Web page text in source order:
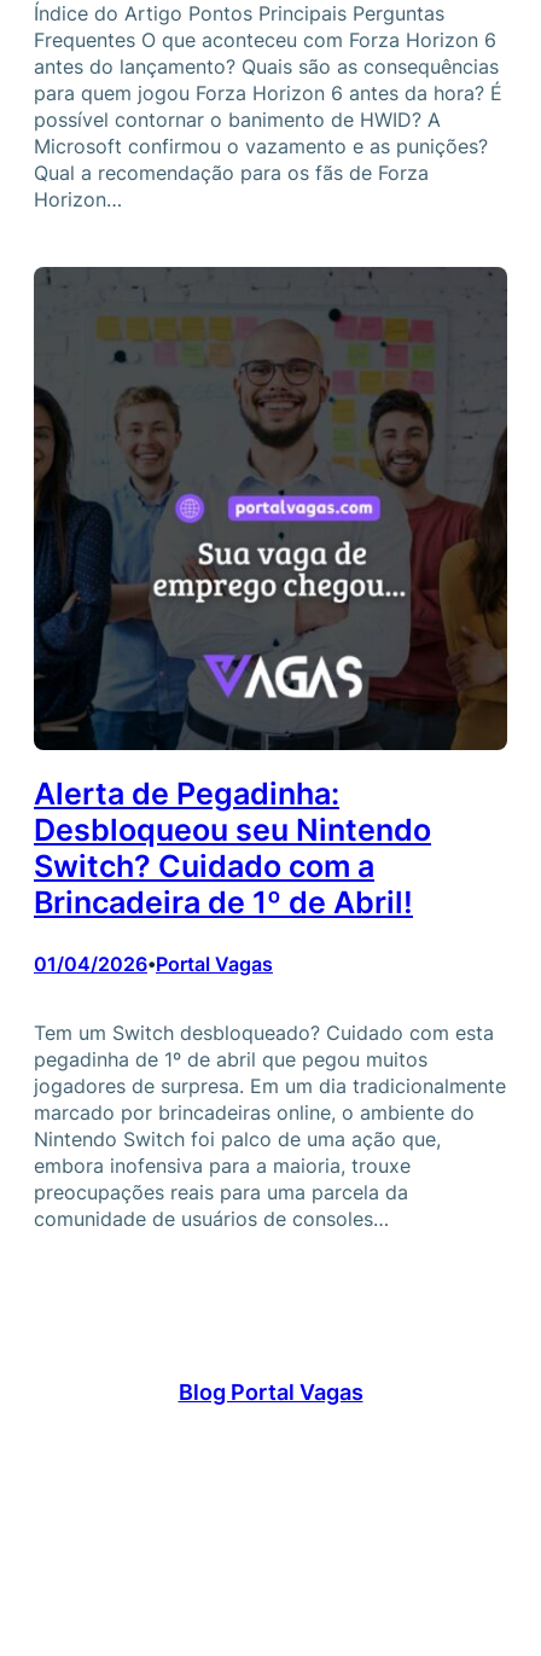
Índice do Artigo Pontos Principais Perguntas
Frequentes O que aconteceu com Forza Horizon 6
antes do lançamento? Quais são as consequências
para quem jogou Forza Horizon 6 antes da hora? É
possível contornar o banimento de HWID? A
Microsoft confirmou o vazamento e as punições?
Qual a recomendação para os fãs de Forza
Horizon…
Alerta de Pegadinha:
Desbloqueou seu Nintendo
Switch? Cuidado com a
Brincadeira de 1º de Abril!
01/04/2026•Portal Vagas
Tem um Switch desbloqueado? Cuidado com esta
pegadinha de 1º de abril que pegou muitos
jogadores de surpresa. Em um dia tradicionalmente
marcado por brincadeiras online, o ambiente do
Nintendo Switch foi palco de uma ação que,
embora inofensiva para a maioria, trouxe
preocupações reais para uma parcela da
comunidade de usuários de consoles…
Blog Portal Vagas